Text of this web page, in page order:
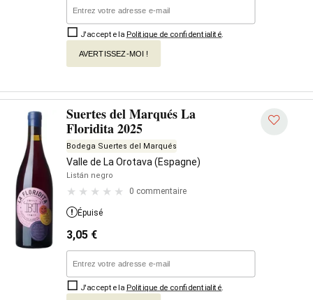
J'accepte la Politique de confidentialité
AVERTISSEZ-MOI !
Suertes del Marqués La
Floridita 2025
Bodega Suertes del Marqués
Valle de La Orotava (Espagne)
Listán negro
0 commentaire
Épuisé
3,05 €
J'accepte la Politique de confidentialité